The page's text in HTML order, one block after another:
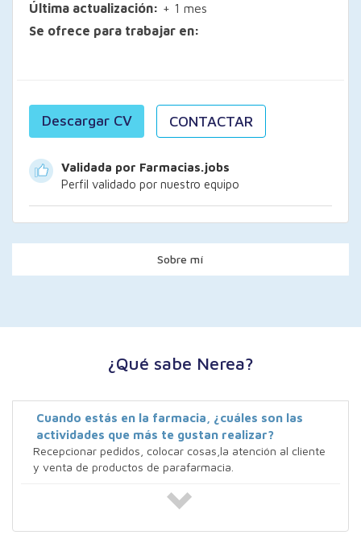
Última actualización: + 1 mes
Se ofrece para trabajar en:
Descargar CV CONTACTAR
Validada por Farmacias.jobs
Perfil validado por nuestro equipo
Sobre mí
¿Qué sabe Nerea?
Cuando estás en la farmacia, ¿cuáles son las
actividades que más te gustan realizar?
Recepcionar pedidos, colocar cosas,la atención al cliente
y venta de productos de parafarmacia.